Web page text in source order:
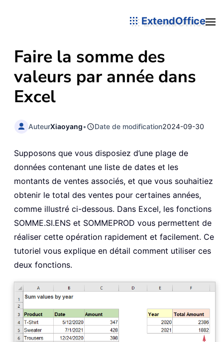
ExtendOffice
Faire la somme des
valeurs par année dans
Excel
AuteurXiaoyang• Date de modification2024-09-30
Supposons que vous disposiez d’une plage de
données contenant une liste de dates et les
montants de ventes associés, et que vous souhaitiez
obtenir le total des ventes pour certaines années,
comme illustré ci-dessous. Dans Excel, les fonctions
SOMME.SI.ENS et SOMMEPROD vous permettent de
réaliser cette opération rapidement et facilement. Ce
tutoriel vous explique en détail comment utiliser ces
deux fonctions.